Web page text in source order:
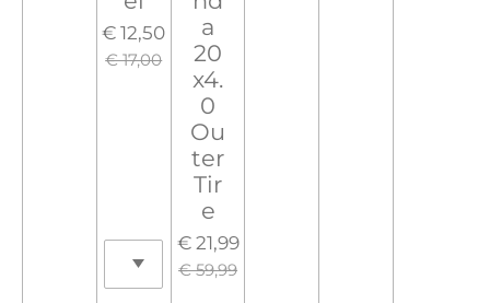
€ 12,50
€ 17,00
a
20
x4.
0
Ou
ter
Tir
e
€ 21,99
€ 59,99